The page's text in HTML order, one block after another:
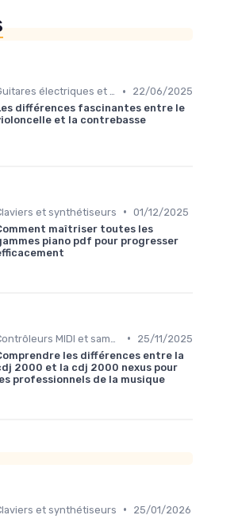
Guitares électriques et acoustiques •
22/06/2025
différences fascinantes entre le
et la contrebasse
et synthétiseurs • 01/12/2025
maîtriser toutes les
piano pdf pour progresser
•
25/11/2025
les différences entre la
2000 et la cdj 2000 nexus pour
professionnels de la musique
et synthétiseurs •
25/01/2026